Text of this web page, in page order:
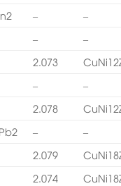
–
–
–
–
2.073
–
–
2.078
–
–
2.079
2.074